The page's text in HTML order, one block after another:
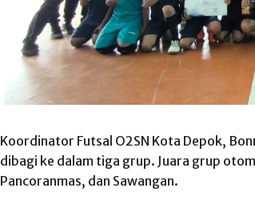
Koordinator Futsal O2SN Kota Depok,
dibagi ke dalam tiga grup. Juara grup
Pancoranmas, dan Sawangan.